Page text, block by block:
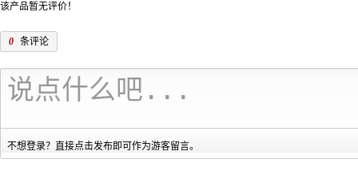
该产品暂无评价！
0 条评论
不想登录？直接点击发布即可作为游客留言。